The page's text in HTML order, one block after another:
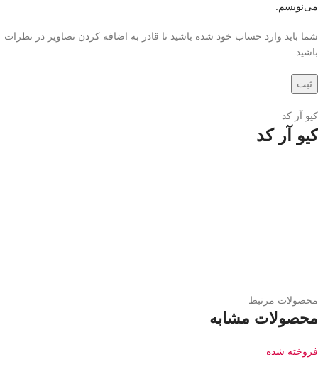
می‌نویسم.
شما باید وارد حساب خود شده باشید تا قادر به اضافه کردن تصاویر در نظرات
باشید.
کیو آر کد
کیو آر کد
محصولات مرتبط
محصولات مشابه
فروخته شده